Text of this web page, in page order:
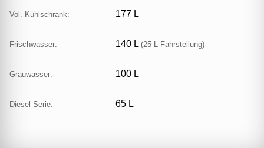
Vol. Kühlschrank: 177 L
Frischwasser: 140 L (25 L Fahrstellung)
Grauwasser: 100 L
Diesel Serie: 65 L